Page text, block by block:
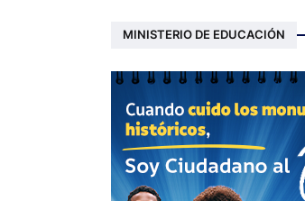
MINISTERIO DE EDUCACIÓN